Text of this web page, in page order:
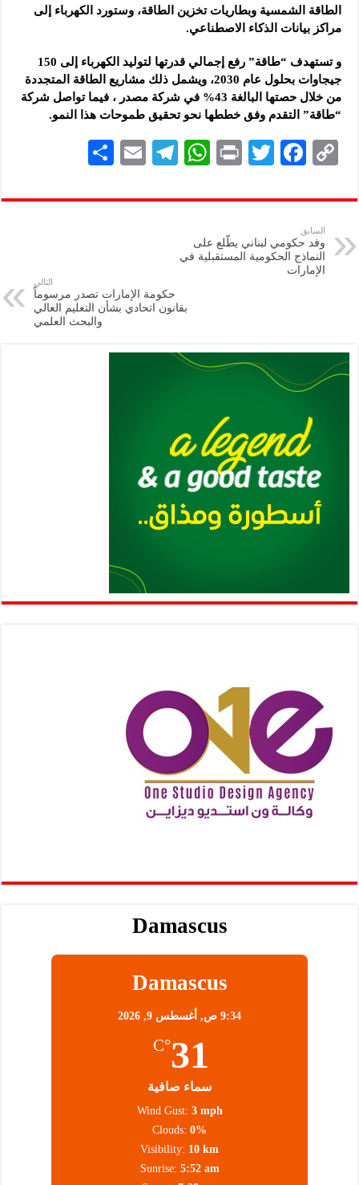
الطاقة الشمسية وبطاريات تخزين الطاقة، وستورد الكهرباء إلى
مراكز بيانات الذكاء الاصطناعي.
و تستهدف “طاقة” رفع إجمالي قدرتها لتوليد الكهرباء إلى 150
جيجاوات بحلول عام 2030، ويشمل ذلك مشاريع الطاقة المتجددة
من خلال حصتها البالغة 43% في شركة مصدر ، فيما تواصل شركة
“طاقة” التقدم وفق خططها نحو تحقيق طموحات هذا النمو.
C
p
y
Li
n
F
eb
k
T
tt
er
P
nt
W
at
A
p
Te
gr
E
ai
ar
السابق
وفد حكومي لبناني يطّلع على
النماذج الحكومية المستقبلية في
الإمارات
التالي
حكومة الإمارات تصدر مرسوماً
بقانون اتحادي بشأن التعليم العالي
والبحث العلمي
Damascus
Damascus
9:34 ص, أغسطس 9, 2026
31
°C
سماء صافية
Wind Gust: 3 mph
Clouds: 0%
Visibility: 10 km
Sunrise: 5:52 am